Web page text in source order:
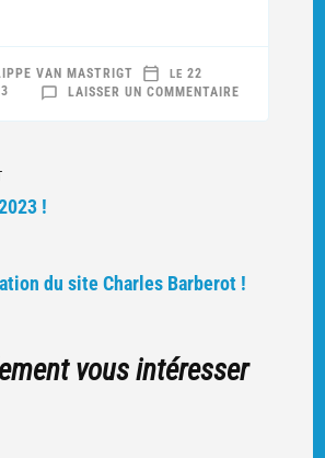
VAN MASTRIGT
LAISSER UN COMMENTAIRESUR
LE22
!
du site Charles Barberot !
vous intéresser